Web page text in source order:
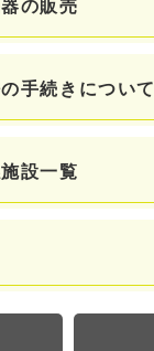
の販売
手続きについて
設一覧